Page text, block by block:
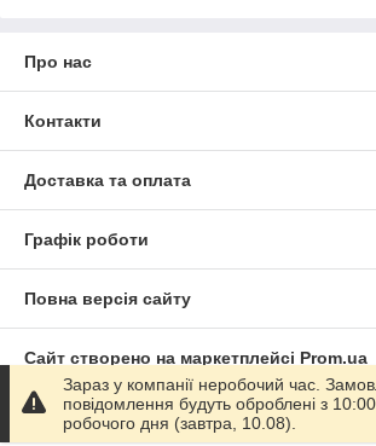
Про нас
Контакти
Доставка та оплата
Графік роботи
Повна версія сайту
Сайт створено на маркетплейсі Prom.ua
Політика конфіденційності
Зараз у компанії неробочий час.
повідомлення будуть оброблені з
робочого дня (завтра, 10.08).